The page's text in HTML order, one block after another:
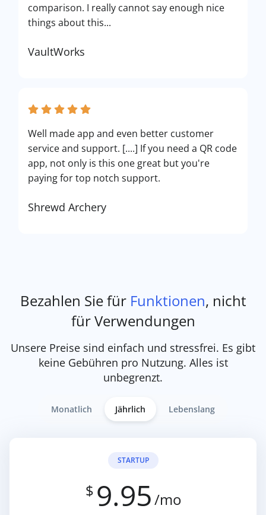
comparison. I really cannot say enough nice
things about this...
VaultWorks
Well made app and even better customer
service and support. [....] If you need a QR code
app, not only is this one great but you're
paying for top notch support.
Shrewd Archery
Bezahlen Sie für Funktionen, nicht
für Verwendungen
Unsere Preise sind einfach und stressfrei. Es gibt
keine Gebühren pro Nutzung. Alles ist
unbegrenzt.
Monatlich Jährlich Lebenslang
STARTUP
$ 9.95/mo